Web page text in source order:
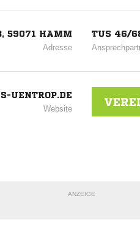
59071 HAMM
Adresse
TUS 46/
UENTROP.DE
Website
ANZEIGE